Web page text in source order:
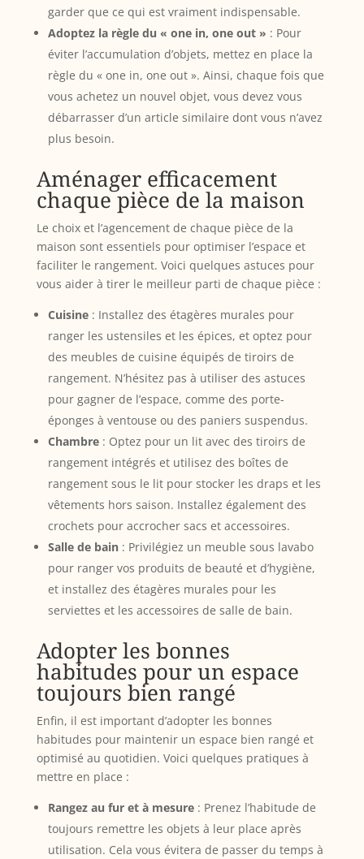
garder que ce qui est vraiment indispensable.
Adoptez la règle du « one in, one out » : Pour
éviter l’accumulation d’objets, mettez en place la
règle du « one in, one out ». Ainsi, chaque fois que
vous achetez un nouvel objet, vous devez vous
débarrasser d’un article similaire dont vous n’avez
plus besoin.
Aménager efficacement
chaque pièce de la maison
Le choix et l’agencement de chaque pièce de la
maison sont essentiels pour optimiser l’espace et
faciliter le rangement. Voici quelques astuces pour
vous aider à tirer le meilleur parti de chaque pièce :
Cuisine: Installez des étagères murales pour
ranger les ustensiles et les épices, et optez pour
des meubles de cuisine équipés de tiroirs de
rangement. N’hésitez pas à utiliser des astuces
pour gagner de l’espace, comme des porte-
éponges à ventouse ou des paniers suspendus.
Chambre: Optez pour un lit avec des tiroirs de
rangement intégrés et utilisez des boîtes de
rangement sous le lit pour stocker les draps et les
vêtements hors saison. Installez également des
crochets pour accrocher sacs et accessoires.
Salle de bain: Privilégiez un meuble sous lavabo
pour ranger vos produits de beauté et d’hygiène,
et installez des étagères murales pour les
serviettes et les accessoires de salle de bain.
Adopter les bonnes
habitudes pour un espace
toujours bien rangé
Enfin, il est important d’adopter les bonnes
habitudes pour maintenir un espace bien rangé et
optimisé au quotidien. Voici quelques pratiques à
mettre en place :
Rangez au fur et à mesure: Prenez l’habitude de
toujours remettre les objets à leur place après
utilisation. Cela vous évitera de passer du temps à